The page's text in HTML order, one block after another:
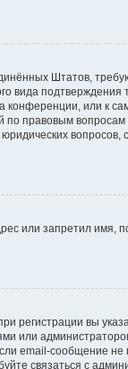
Штатов,
вида подтверждения
или к
правовым
вопросов,
или запретил имя,
регистрации вы
или
email-сообщение не
связаться с